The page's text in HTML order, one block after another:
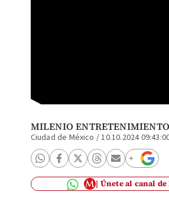
MILENIO ENTRETENIMIENTO
Ciudad de México /10.10.2024
Únete al canal